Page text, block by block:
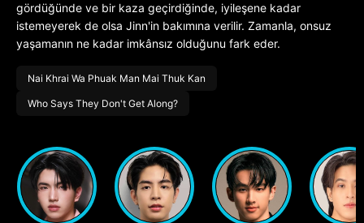
gördüğünde ve bir kaza geçirdiğinde, iyileşene kadar
istemeyerek de olsa Jinn'in bakımına verilir. Zamanla, onsuz
yaşamanın ne kadar imkânsız olduğunu fark eder.
Nai Khrai Wa Phuak Man Mai Thuk Kan
Who Says They Don't Get Along?